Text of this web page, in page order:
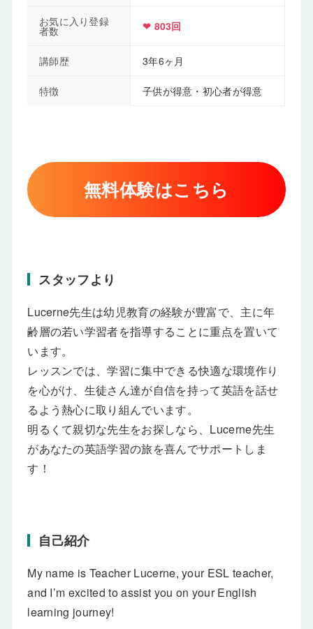
お気に入り登録
者数 ❤ 803回
講師歴 3年6ヶ月
特徴 子供が得意・初心者が得意
無料体験はこちら
スタッフより
Lucerne先生は幼児教育の経験が豊富で、主に年
齢層の若い学習者を指導することに重点を置いて
います。
レッスンでは、学習に集中できる快適な環境作り
を心がけ、生徒さん達が自信を持って英語を話せ
るよう熱心に取り組んでいます。
明るくて親切な先生をお探しなら、Lucerne先生
があなたの英語学習の旅を喜んでサポートしま
す！
自己紹介
My name is Teacher Lucerne, your ESL teacher,
and I’m excited to assist you on your English
learning journey!